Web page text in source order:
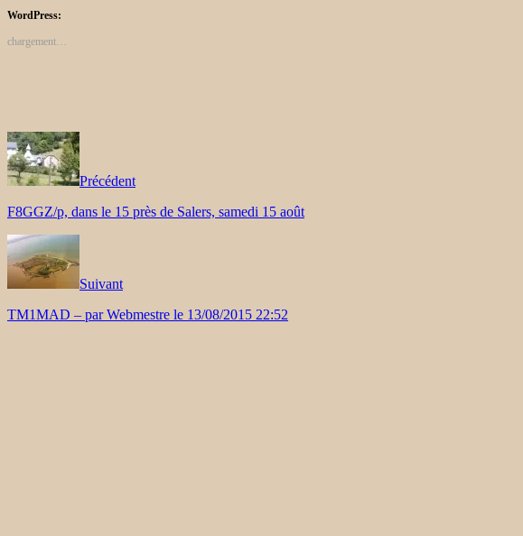
WordPress:
chargement…
Précédent
F8GGZ/p, dans le 15 près de Salers, samedi 15 août
Suivant
TM1MAD – par Webmestre le 13/08/2015 22:52